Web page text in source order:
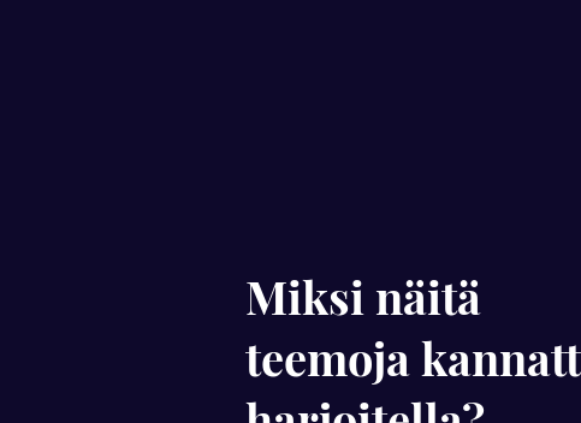
Miksi näitä
teemoja